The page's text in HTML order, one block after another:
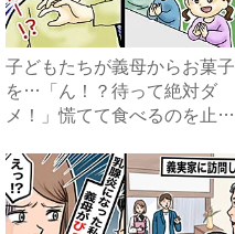
子どもたちが義母からお菓子
を…「ん！？待って絶対ダ
メ！」慌てて食べるのを止め